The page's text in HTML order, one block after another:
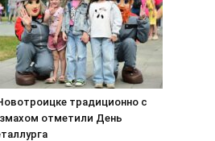
традиционно с
отметили День